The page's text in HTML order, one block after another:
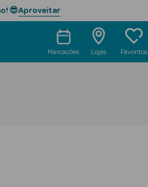
😎Aproveitar
Marcações Lojas Favoritos